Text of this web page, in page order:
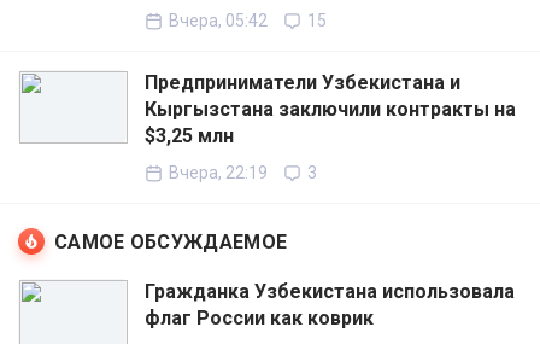
Вчера, 05:42 15
Предприниматели Узбекистана и
Кыргызстана заключили контракты на
$3,25 млн
Вчера, 22:19 3
САМОЕ ОБСУЖДАЕМОЕ
Гражданка Узбекистана использовала
флаг России как коврик